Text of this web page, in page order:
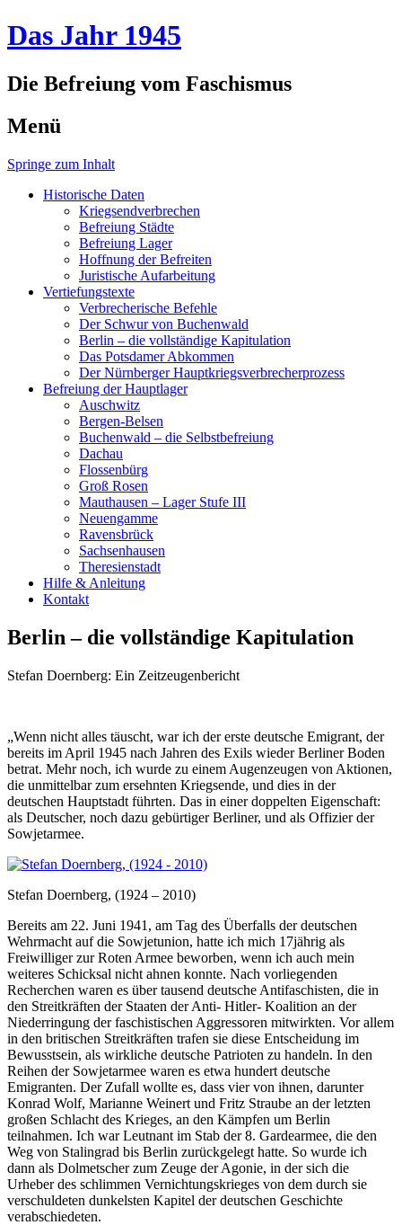
Das Jahr 1945
Die Befreiung vom Faschismus
Menü
Springe zum Inhalt
Historische Daten
Kriegsendverbrechen
Befreiung Städte
Befreiung Lager
Hoffnung der Befreiten
Juristische Aufarbeitung
Vertiefungstexte
Verbrecherische Befehle
Der Schwur von Buchenwald
Berlin – die vollständige Kapitulation
Das Potsdamer Abkommen
Der Nürnberger Hauptkriegsverbrecherprozess
Befreiung der Hauptlager
Auschwitz
Bergen-Belsen
Buchenwald – die Selbstbefreiung
Dachau
Flossenbürg
Groß Rosen
Mauthausen – Lager Stufe III
Neuengamme
Ravensbrück
Sachsenhausen
Theresienstadt
Hilfe & Anleitung
Kontakt
Berlin – die vollständige Kapitulation
Stefan Doernberg: Ein Zeitzeugenbericht
„Wenn nicht alles täuscht, war ich der erste deutsche Emigrant, der
bereits im April 1945 nach Jahren des Exils wieder Berliner Boden
betrat. Mehr noch, ich wurde zu einem Augenzeugen von Aktionen,
die unmittelbar zum ersehnten Kriegsende, und dies in der
deutschen Hauptstadt führten. Das in einer doppelten Eigenschaft:
als Deutscher, noch dazu gebürtiger Berliner, und als Offizier der
Sowjetarmee.
Stefan Doernberg, (1924 – 2010)
Bereits am 22. Juni 1941, am Tag des Überfalls der deutschen
Wehrmacht auf die Sowjetunion, hatte ich mich 17jährig als
Freiwilliger zur Roten Armee beworben, wenn ich auch mein
weiteres Schicksal nicht ahnen konnte. Nach vorliegenden
Recherchen waren es über tausend deutsche Antifaschisten, die in
den Streitkräften der Staaten der Anti- Hitler- Koalition an der
Niederringung der faschistischen Aggressoren mitwirkten. Vor allem
in den britischen Streitkräften trafen sie diese Entscheidung im
Bewusstsein, als wirkliche deutsche Patrioten zu handeln. In den
Reihen der Sowjetarmee waren es etwa hundert deutsche
Emigranten. Der Zufall wollte es, dass vier von ihnen, darunter
Konrad Wolf, Marianne Weinert und Fritz Straube an der letzten
großen Schlacht des Krieges, an den Kämpfen um Berlin
teilnahmen. Ich war Leutnant im Stab der 8. Gardearmee, die den
Weg von Stalingrad bis Berlin zurückgelegt hatte. So wurde ich
dann als Dolmetscher zum Zeuge der Agonie, in der sich die
Urheber des schlimmen Vernichtungskrieges von dem durch sie
verschuldeten dunkelsten Kapitel der deutschen Geschichte
verabschiedeten.